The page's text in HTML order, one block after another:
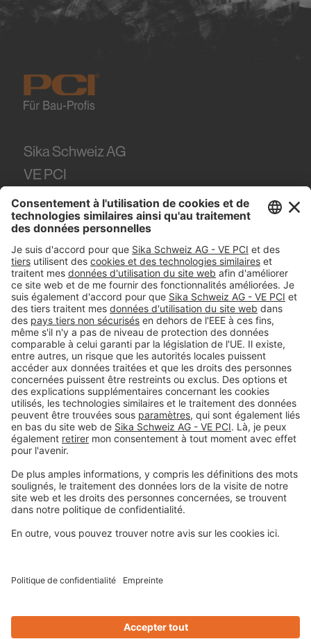
Sika Schweiz AG
VE PCI
Tüffenwies 16
8048Zürich
Tel. +41 (58) 436 21 21
#PCI
Colophon
Déclaration de protection de la vie privée
Conditions générales de vente
Informations légales
Privacy-Portal